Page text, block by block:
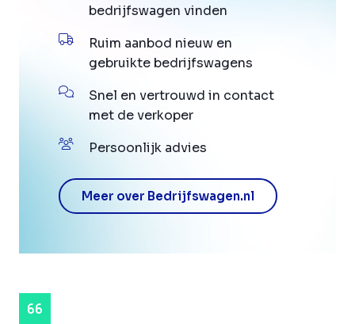
bedrijfswagen vinden
Ruim aanbod nieuw en
gebruikte bedrijfswagens
Snel en vertrouwd in contact
met de verkoper
Persoonlijk advies
Meer over Bedrijfswagen.nl